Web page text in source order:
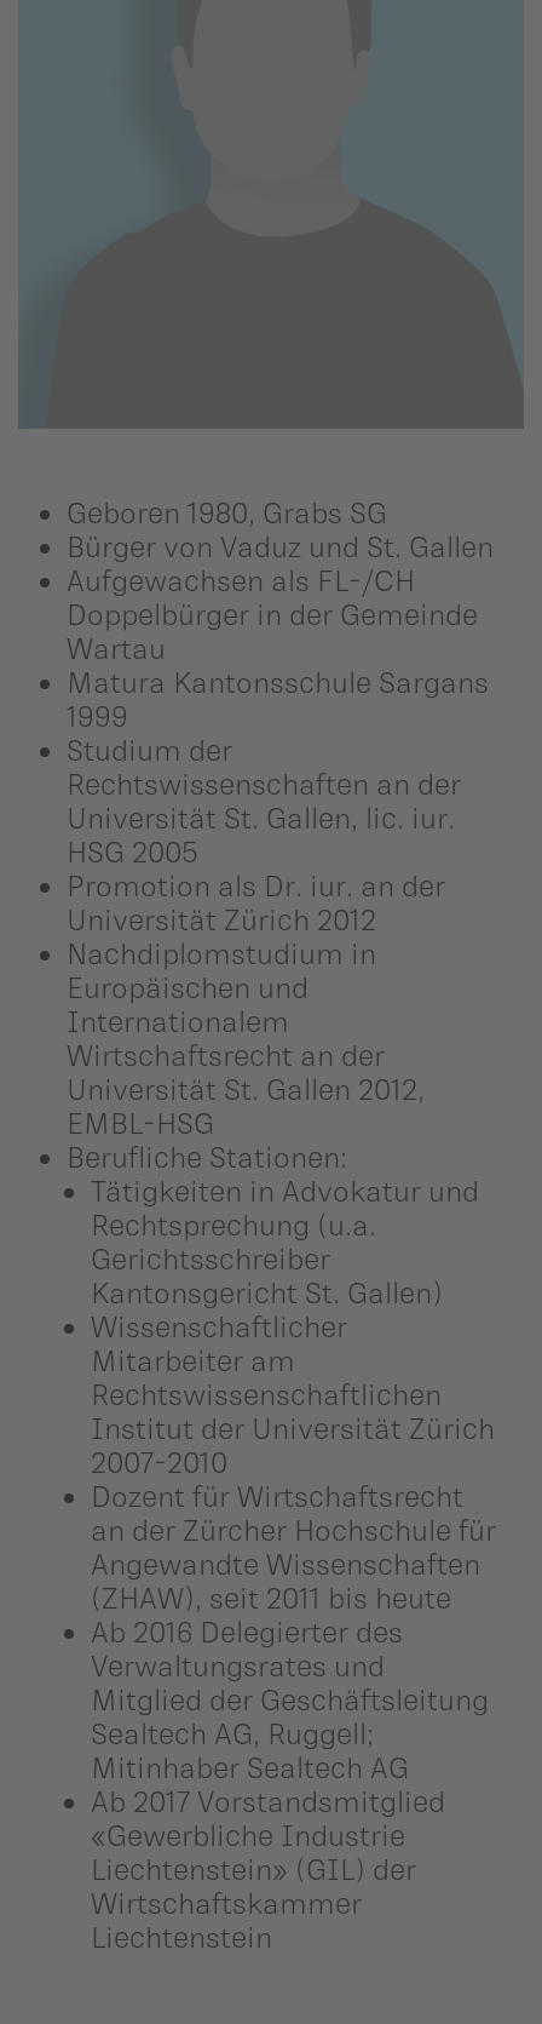
Geboren 1980, Grabs SG
Bürger von Vaduz und St. Gallen
Aufgewachsen als FL-/CH
Doppelbürger in der Gemeinde
Wartau
Matura Kantonsschule Sargans
1999
Studium der
Rechtswissenschaften an der
Universität St. Gallen, lic. iur.
HSG 2005
Promotion als Dr. iur. an der
Universität Zürich 2012
Nachdiplomstudium in
Europäischen und
Internationalem
Wirtschaftsrecht an der
Universität St. Gallen 2012,
EMBL-HSG
Berufliche Stationen:
Tätigkeiten in Advokatur und
Rechtsprechung (u.a.
Gerichtsschreiber
Kantonsgericht St. Gallen)
Wissenschaftlicher
Mitarbeiter am
Rechtswissenschaftlichen
Institut der Universität Zürich
2007-2010
Dozent für Wirtschaftsrecht
an der Zürcher Hochschule für
Angewandte Wissenschaften
(ZHAW), seit 2011 bis heute
Ab 2016 Delegierter des
Verwaltungsrates und
Mitglied der Geschäftsleitung
Sealtech AG, Ruggell;
Mitinhaber Sealtech AG
Ab 2017 Vorstandsmitglied
«Gewerbliche Industrie
Liechtenstein» (GIL) der
Wirtschaftskammer
Liechtenstein